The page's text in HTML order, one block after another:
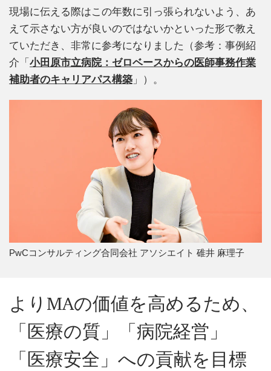
PwCコンサルティング合同会社 アソシエイト 碓井 麻理子
現場に伝える際はこの年数に引っ張られないよう、あ
えて示さない方が良いのではないかといった形で教え
ていただき、非常に参考になりました（参考：事例紹
介「 小田原市立病院：ゼロベースからの医師事務作業
補助者のキャリアパス構築 」）。
よりMAの価値を高めるため、
「医療の質」「病院経営」
「医療安全」への貢献を目標